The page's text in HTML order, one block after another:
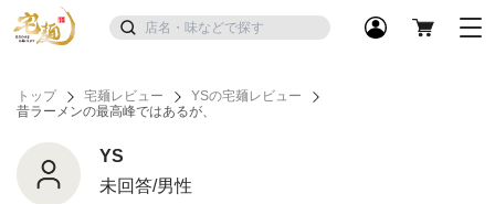
トップ 宅麺レビュー
YSの宅麺レビュー
昔ラーメンの最高峰ではあるが、
YS
未回答/男性